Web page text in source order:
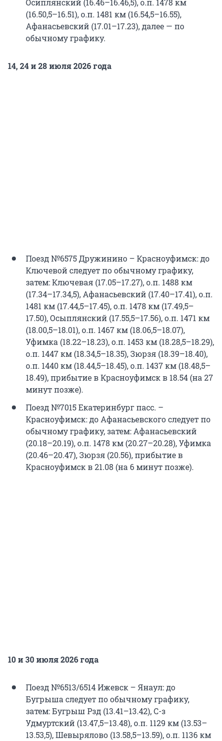
Осиплянский (16.46–16.46,5), о.п. 1478 км
(16.50,5–16.51), о.п. 1481 км (16.54,5–16.55),
Афанасьевский (17.01–17.23), далее — по
обычному графику.
14, 24 и 28 июля 2026 года
Поезд №6575 Дружинино – Красноуфимск: до
Ключевой следует по обычному графику,
затем: Ключевая (17.05–17.27), о.п. 1488 км
(17.34–17.34,5), Афанасьевский (17.40–17.41), о.п.
1481 км (17.44,5–17.45), о.п. 1478 км (17.49,5–
17.50), Осыплянский (17.55,5–17.56), о.п. 1471 км
(18.00,5–18.01), о.п. 1467 км (18.06,5–18.07),
Уфимка (18.22–18.23), о.п. 1453 км (18.28,5–18.29),
о.п. 1447 км (18.34,5–18.35), Зюрзя (18.39–18.40),
о.п. 1440 км (18.44,5–18.45), о.п. 1437 км (18.48,5–
18.49), прибытие в Красноуфимск в 18.54 (на 27
минут позже).
Поезд №7015 Екатеринбург пасс. –
Красноуфимск: до Афанасьевского следует по
обычному графику, затем: Афанасьевский
(20.18–20.19), о.п. 1478 км (20.27–20.28), Уфимка
(20.46–20.47), Зюрзя (20.56), прибытие в
Красноуфимск в 21.08 (на 6 минут позже).
10 и 30 июля 2026 года
Поезд №6513/6514 Ижевск – Янаул: до
Бугрыша следует по обычному графику,
затем: Бугрыш Рзд (13.41–13.42), С-з
Удмуртский (13.47,5–13.48), о.п. 1129 км (13.53–
13.53,5), Шевырялово (13.58,5–13.59), о.п. 1136 км